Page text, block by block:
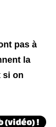
pas à
la
si on
(vidéo) !